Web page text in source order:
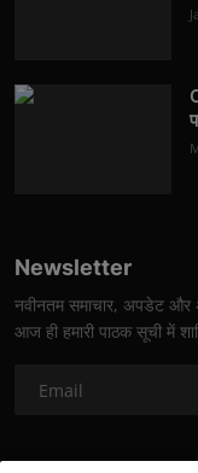
Newsletter
नवीनतम समाचार, अपडेट और
आज ही हमारी पाठक सूची में